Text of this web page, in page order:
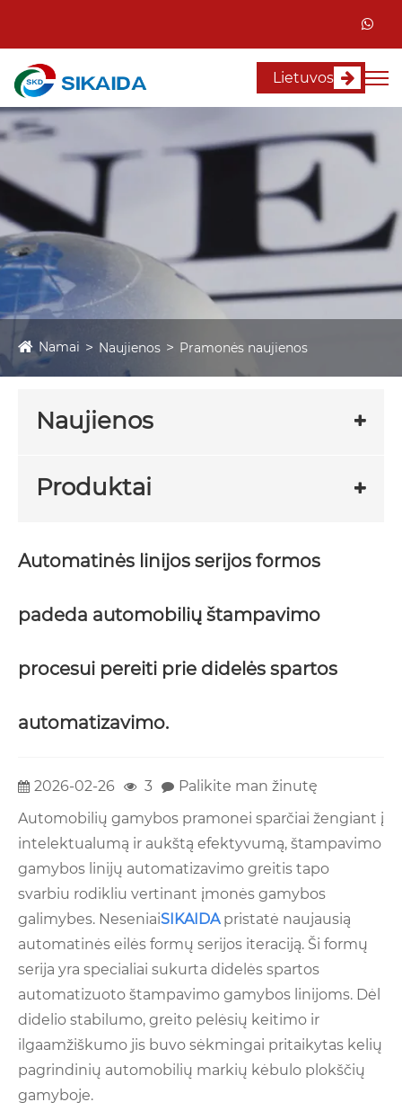
Lietuvos
Namai Naujienos Pramonės naujienos
Naujienos
Produktai
Automatinės linijos serijos formos
padeda automobilių štampavimo
procesui pereiti prie didelės spartos
automatizavimo.
2026-02-26 3
Palikite man žinutę
Automobilių gamybos pramonei sparčiai žengiant į
intelektualumą ir aukštą efektyvumą, štampavimo
gamybos linijų automatizavimo greitis tapo
svarbiu rodikliu vertinant įmonės gamybos
galimybes. NeseniaiSIKAIDApristatė naujausią
automatinės eilės formų serijos iteraciją. Ši formų
serija yra specialiai sukurta didelės spartos
automatizuoto štampavimo gamybos linijoms. Dėl
didelio stabilumo, greito pelėsių keitimo ir
ilgaamžiškumo jis buvo sėkmingai pritaikytas kelių
pagrindinių automobilių markių kėbulo plokščių
gamyboje.